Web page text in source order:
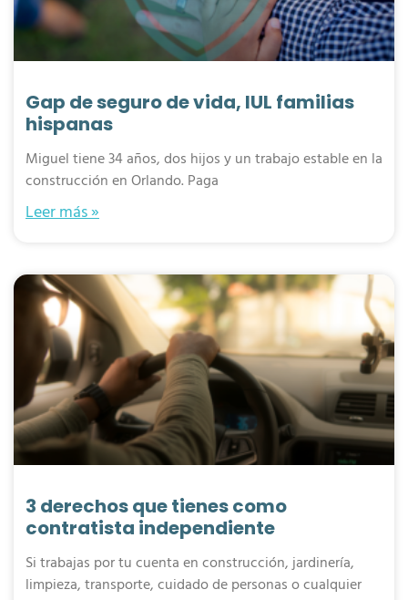
Gap de seguro de vida, IUL familias
hispanas
Miguel tiene 34 años, dos hijos y un trabajo estable en la
construcción en Orlando. Paga
Leer más »
3 derechos que tienes como
contratista independiente
Si trabajas por tu cuenta en construcción, jardinería,
limpieza, transporte, cuidado de personas o cualquier